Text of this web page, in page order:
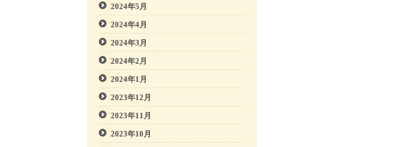
2024年5月
2024年4月
2024年3月
2024年2月
2024年1月
2023年12月
2023年11月
2023年10月